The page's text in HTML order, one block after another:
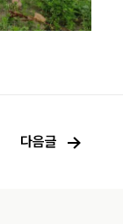
다음글 →